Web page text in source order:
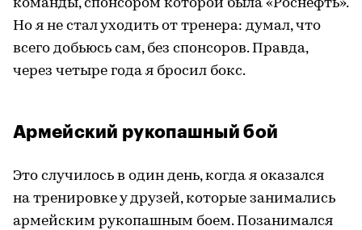
команды, спонсором которой была «Роснефть».
Но я не стал уходить от тренера: думал, что
всего добьюсь сам, без спонсоров. Правда,
через четыре года я бросил бокс.
Армейский рукопашный бой
Это случилось в один день, когда я оказался
на тренировке у друзей, которые занимались
армейским рукопашным боем. Позанимался